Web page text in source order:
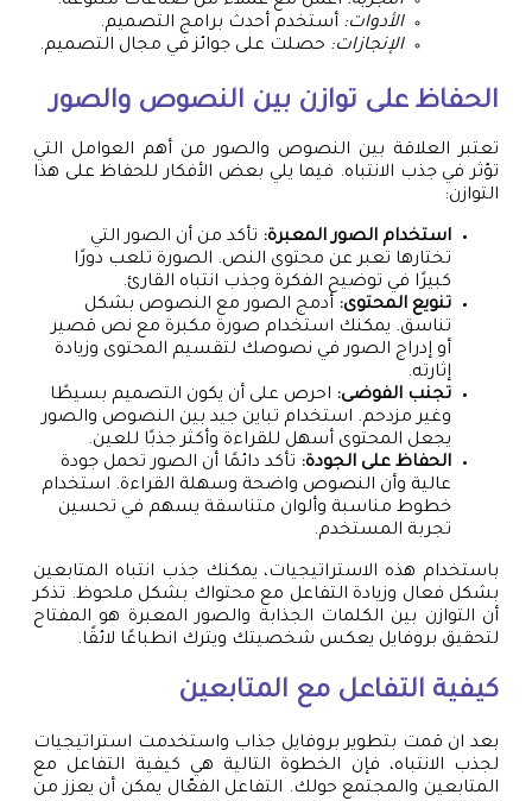
الأدوات: أستخدم أحدث برامج التصميم.
الإنجازات: حصلت على جوائز في مجال التصميم.
الحفاظ على توازن بين النصوص والصور
تعتبر العلاقة بين النصوص والصور من أهم العوامل التي
تؤثر في جذب الانتباه. فيما يلي بعض الأفكار للحفاظ على هذا
التوازن:
استخدام الصور المعبرة: تأكد من أن الصور التي
تختارها تعبر عن محتوى النص. الصورة تلعب دورًا
كبيرًا في توضيح الفكرة وجذب انتباه القارئ.
تنويع المحتوى: أدمج الصور مع النصوص بشكل
تناسق. يمكنك استخدام صورة مكبرة مع نص قصير
أو إدراج الصور في نصوصك لتقسيم المحتوى وزيادة
إثارته.
تجنب الفوضى: احرص على أن يكون التصميم بسيطًا
وغير مزدحم. استخدام تباين جيد بين النصوص والصور
يجعل المحتوى أسهل للقراءة وأكثر جذبًا للعين.
الحفاظ على الجودة: تأكد دائمًا أن الصور تحمل جودة
عالية وأن النصوص واضحة وسهلة القراءة. استخدام
خطوط مناسبة وألوان متناسقة يسهم في تحسين
تجربة المستخدم.
باستخدام هذه الاستراتيجيات، يمكنك جذب انتباه المتابعين
بشكل فعال وزيادة التفاعل مع محتواك بشكل ملحوظ. تذكر
أن التوازن بين الكلمات الجذابة والصور المعبرة هو المفتاح
لتحقيق بروفايل يعكس شخصيتك ويترك انطباعًا لائقًا.
كيفية التفاعل مع المتابعين
بعد ان قمت بتطوير بروفايل جذاب واستخدمت استراتيجيات
لجذب الانتباه، فإن الخطوة التالية هي كيفية التفاعل مع
المتابعين والمجتمع حولك. التفاعل الفعّال يمكن أن يعزز من